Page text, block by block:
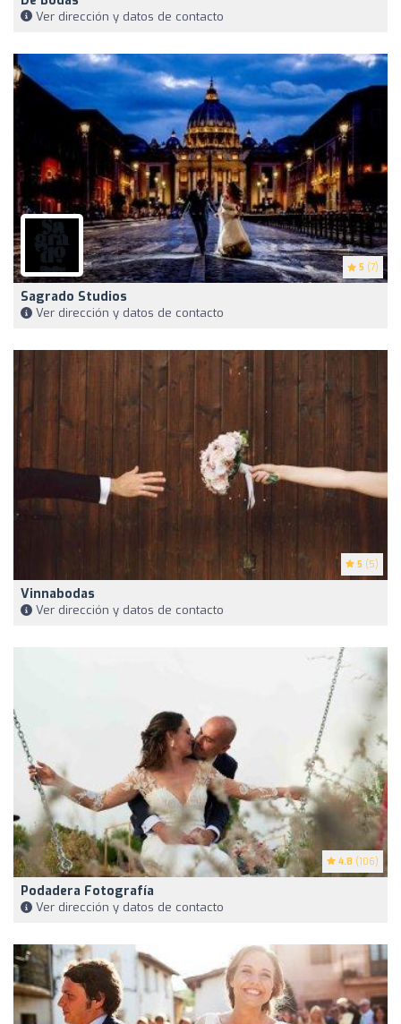
Ver dirección y datos de contacto
5 (7)
Sagrado Studios
Ver dirección y datos de contacto
5 (5)
Vinnabodas
Ver dirección y datos de contacto
4.8 (106)
Podadera Fotografía
Ver dirección y datos de contacto